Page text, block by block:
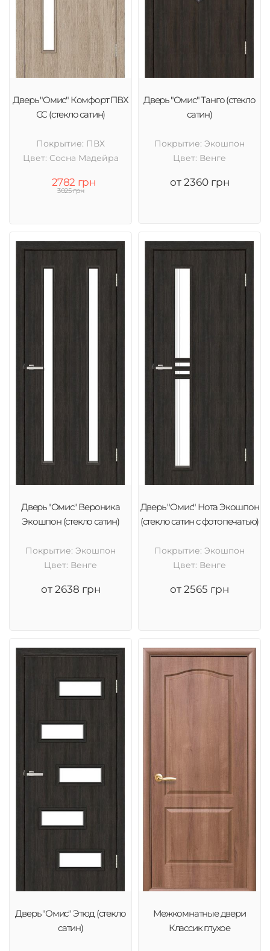
Дверь "Омис" Комфорт ПВХ
СС (стекло сатин)
Покрытие: ПВХ
Цвет: Cосна Мадейра
2782 грн
3025 грн
Дверь "Омис" Танго (стекло
сатин)
Покрытие: Экошпон
Цвет: Венге
от 2360 грн
Дверь "Омис" Вероника
Экошпон (стекло сатин)
Покрытие: Экошпон
Цвет: Венге
от 2638 грн
Дверь "Омис" Нота Экошпон
(стекло сатин с фотопечатью)
Покрытие: Экошпон
Цвет: Венге
от 2565 грн
Дверь "Омис" Этюд (стекло
сатин)
Межкомнатные двери
Классик глухое